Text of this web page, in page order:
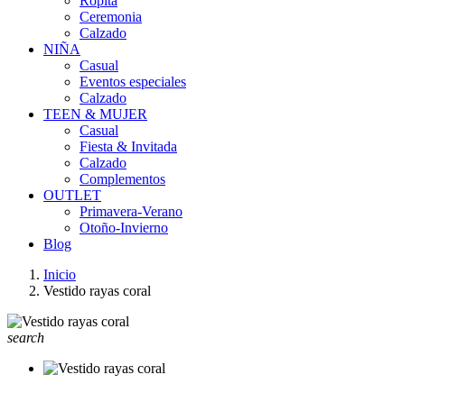
Ceremonia
Calzado
NIÑA
Casual
Eventos especiales
Calzado
TEEN & MUJER
Casual
Fiesta & Invitada
Calzado
Complementos
OUTLET
Primavera-Verano
Otoño-Invierno
Blog
Inicio
Vestido rayas coral
search